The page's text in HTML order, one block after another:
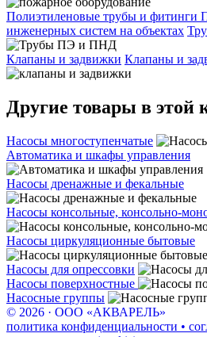
Полиэтиленовые трубы и фитинги
инженерных систем на объектах
Клапаны и задвижки Клапаны и
Другие товары в этой
Насосы многоступенчатые
Автоматика и шкафы управления
Насосы дренажные и фекальные
Насосы консольные, консольно-
Насосы циркуляционные бытовые
Насосы для опрессовки
Насосы поверхностные
Насосные группы
© 2026 · ООО «АКВАРЕЛЬ»
политика конфиденциальности •